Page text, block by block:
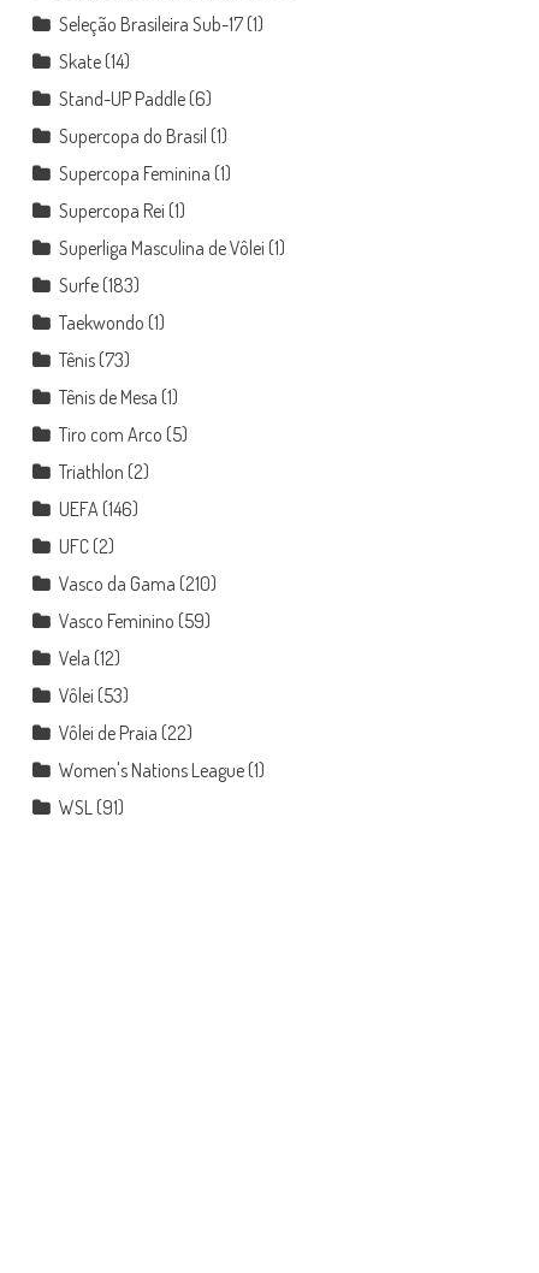
Seleção Brasileira Sub-17(1)
Skate(14)
Stand-UP Paddle(6)
Supercopa do Brasil (1)
Supercopa Feminina (1)
Supercopa Rei (1)
Superliga Masculina de Vôlei (1)
Surfe(183)
Taekwondo (1)
Tênis(73)
Tênis de Mesa (1)
Tiro com Arco (5)
Triathlon (2)
UEFA (146)
UFC(2)
Vasco da Gama (210)
Vasco Feminino (59)
Vela (12)
Vôlei (53)
Vôlei de Praia (22)
Women's Nations League(1)
WSL (91)